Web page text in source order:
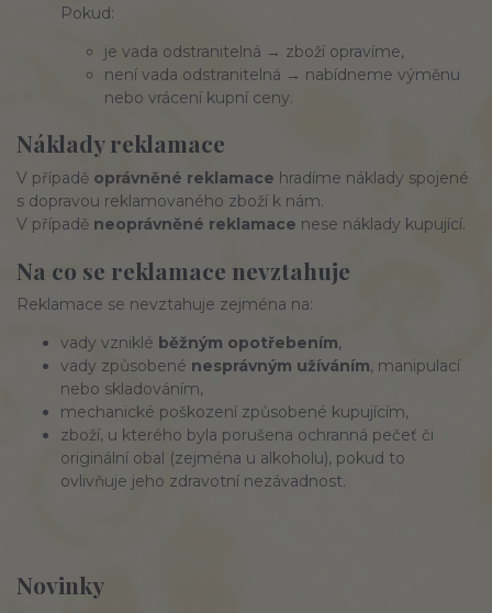
Novinky
Pokud:
je vada odstranitelná → zboží opravíme,
není vada odstranitelná → nabídneme výměnu
nebo vrácení kupní ceny.
Náklady reklamace
V případě oprávněné reklamace hradíme náklady spojené
s dopravou reklamovaného zboží k nám.
V případě neoprávněné reklamace nese náklady kupující.
Na co se reklamace nevztahuje
Reklamace se nevztahuje zejména na:
vady vzniklé běžným opotřebením,
vady způsobené nesprávným užíváním, manipulací
nebo skladováním,
mechanické poškození způsobené kupujícím,
zboží, u kterého byla porušena ochranná pečeť či
originální obal (zejména u alkoholu), pokud to
ovlivňuje jeho zdravotní nezávadnost.